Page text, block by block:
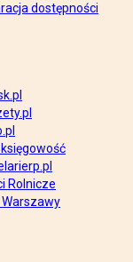
dostępności
księgowość
Rolnicze
Warszawy